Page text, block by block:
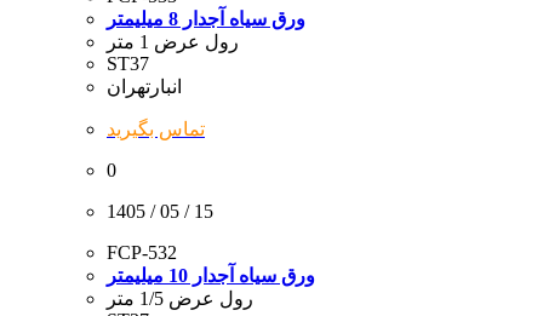
ورق سیاه آجدار 8 میلیمتر
رول عرض 1 متر
ST37
انبارتهران
تماس بگیرید
0
1405 / 05 / 15
FCP-532
ورق سیاه آجدار 10 میلیمتر
رول عرض 1/5 متر